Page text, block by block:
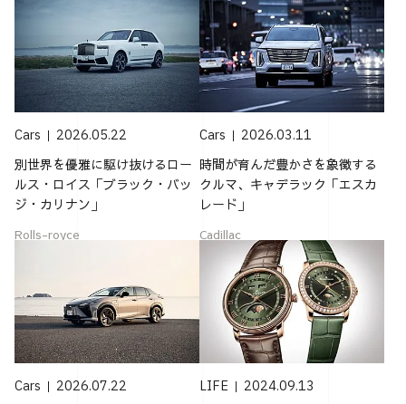
Cars 2026.05.22
別世界を優雅に駆け抜けるロー
ルス・ロイス「ブラック・バッ
ジ・カリナン」
Rolls-royce
Cars 2026.03.11
時間が育んだ豊かさを象徴する
クルマ、キャデラック「エスカ
レード」
Cadillac
Cars 2026.07.22 LIFE 2024.09.13